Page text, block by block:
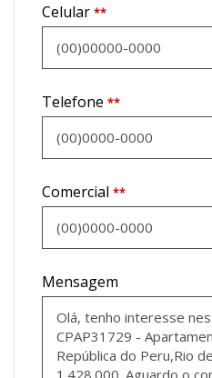
Celular **
Telefone **
Comercial **
Mensagem